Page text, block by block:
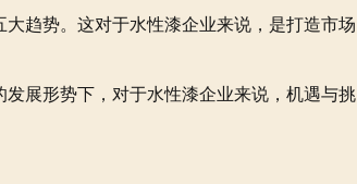
趋势。这对于水性漆企业来说，是打造市场
展形势下，对于水性漆企业来说，机遇与挑